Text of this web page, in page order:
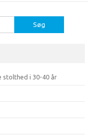
stolthed i 30-40 år